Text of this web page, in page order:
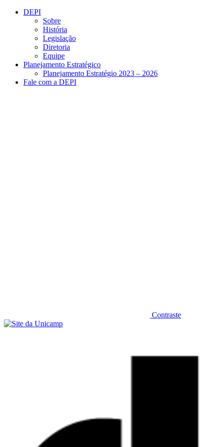
Conteúdo principal
DEPI
Sobre
História
Legislação
Diretoria
Equipe
Planejamento Estratégico
Planejamento Estratégio 2023 – 2026
Fale com a DEPI
Contraste